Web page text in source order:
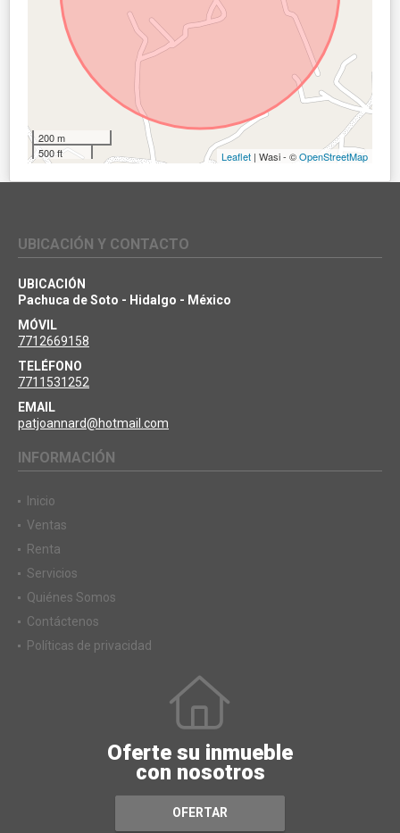
200 m
500 ft
Leaflet | Wasi - ©OpenStreetMap
UBICACIÓN Y CONTACTO
UBICACIÓN
Pachuca de Soto - Hidalgo - México
MÓVIL
7712669158
TELÉFONO
7711531252
EMAIL
patjoannard@hotmail.com
INFORMACIÓN
Inicio
Ventas
Renta
Servicios
Quiénes Somos
Contáctenos
Políticas de privacidad
Oferte su inmueble
con nosotros
OFERTAR